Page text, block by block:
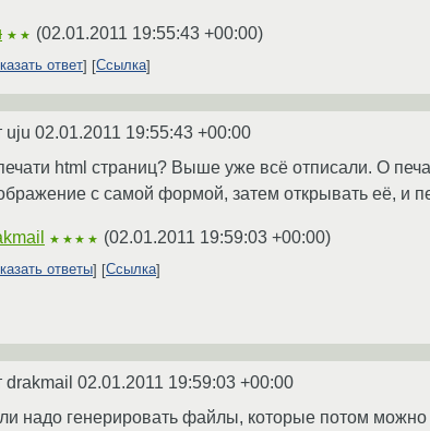
★★ (02.01.2011 19:55:43 +00:00)
ответ Ссылка
uju 02.01.2011 19:55:43 +00:00
html страниц? Выше уже всё отписали. О
с самой формой, затем открывать её, и
★★★★ (02.01.2011 19:59:03 +00:00)
ответы Ссылка
drakmail 02.01.2011 19:59:03 +00:00
надо генерировать файлы, которые потом можно